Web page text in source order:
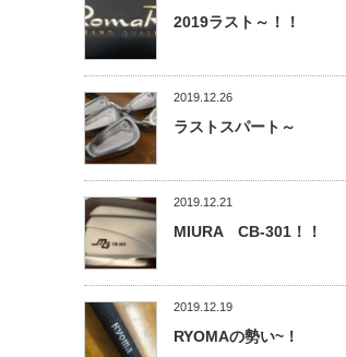
2019ラスト～！！
2019.12.26
ラストスパート～
2019.12.21
MIURA CB-301！！
2019.12.19
RYOMAの勢い~！